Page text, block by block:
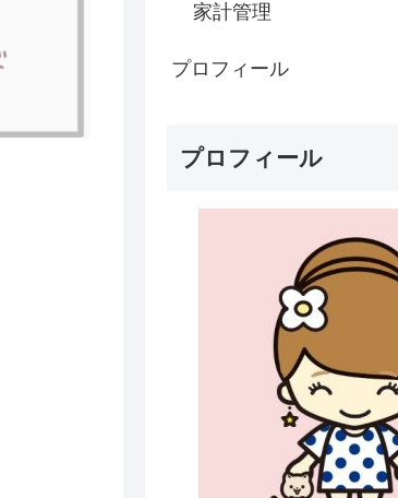
家計管理
プロフィール
プロフィール